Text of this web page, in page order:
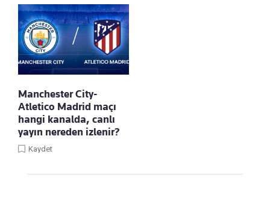
Manchester City-
Atletico Madrid maçı
hangi kanalda, canlı
yayın nereden izlenir?
Kaydet